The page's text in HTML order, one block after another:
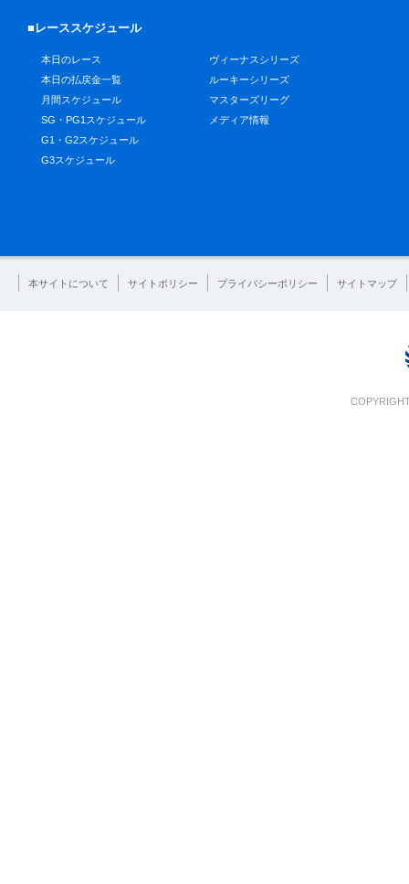
■レーススケジュール
本日のレース
本日の払戻金一覧
月間スケジュール
SG・PG1スケジュール
G1・G2スケジュール
G3スケジュール
ヴィーナスシリーズ
ルーキーシリーズ
マスターズリーグ
メディア情報
本サイトについて サイトポリシー プライバシーポリシー サイトマップ